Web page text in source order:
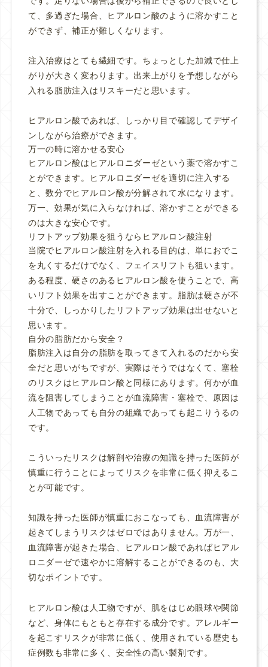
て、多過ぎた場合、ヒアルロン酸のように溶かすこと
ができず、補正が難しくなります。
注入治療はとても繊細です。ちょっとした加減で仕上
がりが大きく変わります。出来上がりを予想しながら
入れる脂肪注入はリスキーだと思います。
ヒアルロン酸であれば、しっかり目で確認してデザイ
ンしながら治療ができます。
万一の時に溶かせる安心
ヒアルロン酸はヒアルロニダーゼという薬で溶かすこ
とができます。ヒアルロニダーゼを適切に注入する
と、数分でヒアルロン酸が分解されて水になります。
万一、効果が気に入らなければ、溶かすことができる
のは大きな安心です。
リフトアップ効果を狙うならヒアルロン酸注射
当院でヒアルロン酸注射を入れる目的は、単におでこ
を丸くするだけでなく、フェイスリフトも狙います。
ある程度、硬さのあるヒアルロン酸を使うことで、高
いリフト効果を出すことができます。脂肪は硬さが不
十分で、しっかりしたリフトアップ効果は出せないと
思います。
自分の脂肪だから安全？
脂肪注入は自分の脂肪を取ってきて入れるのだから安
全だと思いがちですが、実際はそうではなくて、塞栓
のリスクはヒアルロン酸と同様にあります。何かが血
流を阻害してしまうことが血流障害・塞栓で、原因は
人工物であっても自分の組織であっても起こりうるの
です。
こういったリスクは解剖や治療の知識を持った医師が
慎重に行うことによってリスクを非常に低く抑えるこ
とが可能です。
知識を持った医師が慎重におこなっても、血流障害が
起きてしまうリスクはゼロではありません。万が一、
血流障害が起きた場合、ヒアルロン酸であればヒアル
ロニダーゼで速やかに溶解することができるのも、大
切なポイントです。
ヒアルロン酸は人工物ですが、肌をはじめ眼球や関節
など、身体にもともと存在する成分です。アレルギー
を起こすリスクが非常に低く、使用されている歴史も
症例数も非常に多く、安全性の高い製剤です。